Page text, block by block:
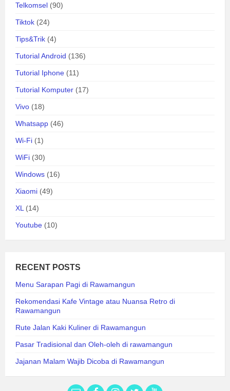
Telkomsel (90)
Tiktok (24)
Tips&Trik (4)
Tutorial Android (136)
Tutorial Iphone (11)
Tutorial Komputer (17)
Vivo (18)
Whatsapp (46)
Wi-Fi (1)
WiFi (30)
Windows (16)
Xiaomi (49)
XL (14)
Youtube (10)
RECENT POSTS
Menu Sarapan Pagi di Rawamangun
Rekomendasi Kafe Vintage atau Nuansa Retro di
Rawamangun
Rute Jalan Kaki Kuliner di Rawamangun
Pasar Tradisional dan Oleh-oleh di rawamangun
Jajanan Malam Wajib Dicoba di Rawamangun